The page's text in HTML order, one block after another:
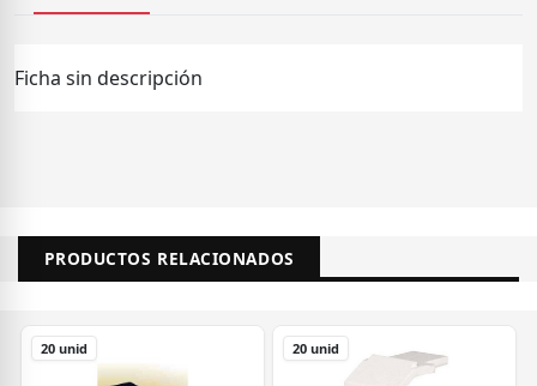
Ficha sin descripción
PRODUCTOS RELACIONADOS
20 unid 20 unid